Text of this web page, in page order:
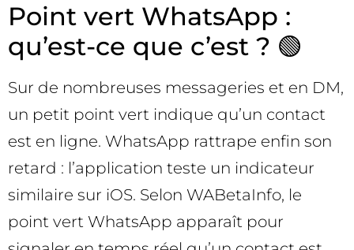
Point vert WhatsApp :
qu’est-ce que c’est ? 🟢
Sur de nombreuses messageries et en DM,
un petit point vert indique qu’un contact
est en ligne. WhatsApp rattrape enfin son
retard : l’application teste un indicateur
similaire sur iOS. Selon WABetaInfo, le
point vert WhatsApp apparaît pour